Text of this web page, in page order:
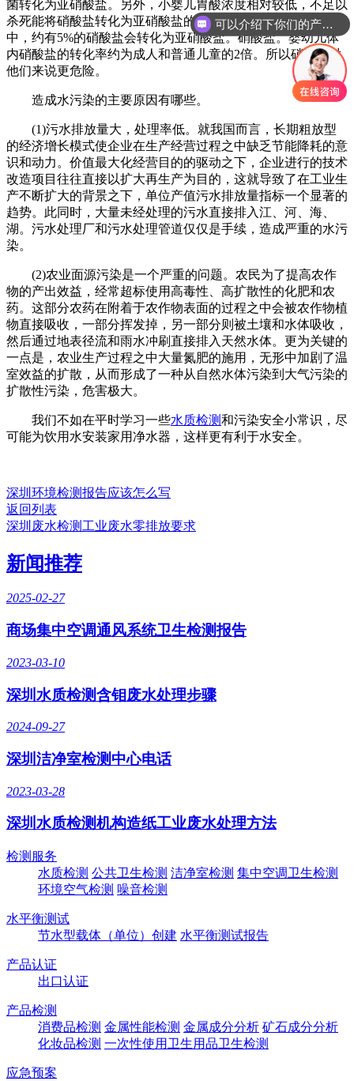
菌转化为亚硝酸盐。另外，小婴儿胃酸浓度相对较低，不足以
杀死能将硝酸盐转化为亚硝酸盐的细菌。在它们的消化管之
中，约有5%的硝酸盐会转化为亚硝酸盐。硝酸盐。婴幼儿体
内硝酸盐的转化率约为成人和普通儿童的2倍。所以硝酸盐对
他们来说更危险。
造成水污染的主要原因有哪些。
(1)污水排放量大，处理率低。就我国而言，长期粗放型
的经济增长模式使企业在生产经营过程之中缺乏节能降耗的意
识和动力。价值最大化经营目的的驱动之下，企业进行的技术
改造项目往往直接以扩大再生产为目的，这就导致了在工业生
产不断扩大的背景之下，单位产值污水排放量指标一个显著的
趋势。此同时，大量未经处理的污水直接排入江、河、海、
湖。污水处理厂和污水处理管道仅仅是手续，造成严重的水污
染。
(2)农业面源污染是一个严重的问题。农民为了提高农作
物的产出效益，经常超标使用高毒性、高扩散性的化肥和农
药。这部分农药在附着于农作物表面的过程之中会被农作物植
物直接吸收，一部分挥发掉，另一部分则被土壤和水体吸收，
然后通过地表径流和雨水冲刷直接排入天然水体。更为关键的
一点是，农业生产过程之中大量氮肥的施用，无形中加剧了温
室效益的扩散，从而形成了一种从自然水体污染到大气污染的
扩散性污染，危害极大。
我们不如在平时学习一些水质检测和污染安全小常识，尽
可能为饮用水安装家用净水器，这样更有利于水安全。
深圳环境检测报告应该怎么写
返回列表
深圳废水检测工业废水零排放要求
新闻推荐
2025-02-27
商场集中空调通风系统卫生检测报告
2023-03-10
深圳水质检测含钼废水处理步骤
2024-09-27
深圳洁净室检测中心电话
2023-03-28
深圳水质检测机构造纸工业废水处理方法
检测服务
水质检测 公共卫生检测 洁净室检测 集中空调卫生检测
环境空气检测 噪音检测
水平衡测试
节水型载体（单位）创建 水平衡测试报告
产品认证
出口认证
产品检测
消费品检测 金属性能检测 金属成分分析 矿石成分分析
化妆品检测 一次性使用卫生用品卫生检测
应急预案
可以介绍下你们的产品么